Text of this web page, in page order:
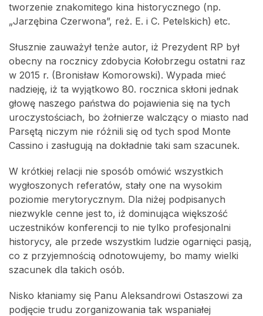
tworzenie znakomitego kina historycznego (np.
„Jarzębina Czerwona”, reż. E. i C. Petelskich) etc.
Słusznie zauważył tenże autor, iż Prezydent RP był
obecny na rocznicy zdobycia Kołobrzegu ostatni raz
w 2015 r. (Bronisław Komorowski). Wypada mieć
nadzieję, iż ta wyjątkowo 80. rocznica skłoni jednak
głowę naszego państwa do pojawienia się na tych
uroczystościach, bo żołnierze walczący o miasto nad
Parsętą niczym nie różnili się od tych spod Monte
Cassino i zasługują na dokładnie taki sam szacunek.
W krótkiej relacji nie sposób omówić wszystkich
wygłoszonych referatów, stały one na wysokim
poziomie merytorycznym. Dla niżej podpisanych
niezwykle cenne jest to, iż dominująca większość
uczestników konferencji to nie tylko profesjonalni
historycy, ale przede wszystkim ludzie ogarnięci pasją,
co z przyjemnością odnotowujemy, bo mamy wielki
szacunek dla takich osób.
Nisko kłaniamy się Panu Aleksandrowi Ostaszowi za
podjęcie trudu zorganizowania tak wspaniałej